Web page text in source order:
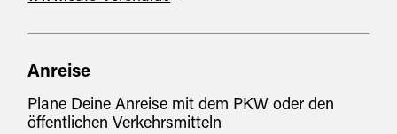
Anreise
Plane Deine Anreise mit dem PKW oder den
öffentlichen Verkehrsmitteln